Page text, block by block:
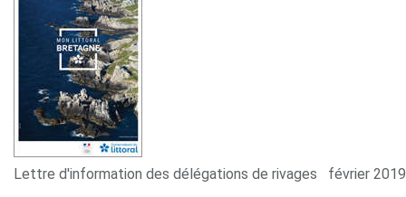
Lettre d'information des délégations de rivages février 2019